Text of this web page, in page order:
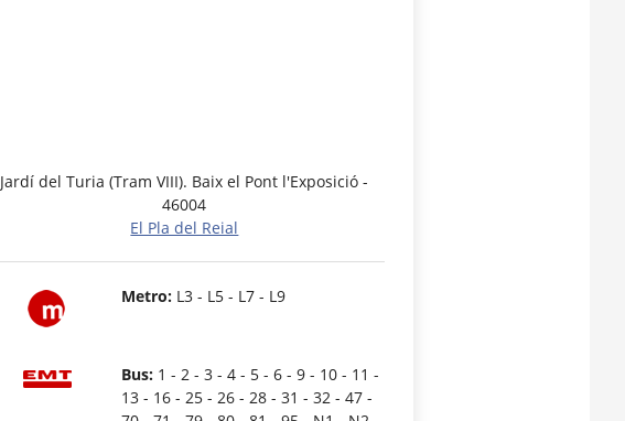
Jardí del Turia (Tram VIII). Baix el Pont l'Exposició -
46004
El Pla del Reial
Metro: L3 - L5 - L7 - L9
Bus: 1 - 2 - 3 - 4 - 5 - 6 - 9 - 10 - 11 -
13 - 16 - 25 - 26 - 28 - 31 - 32 - 47 -